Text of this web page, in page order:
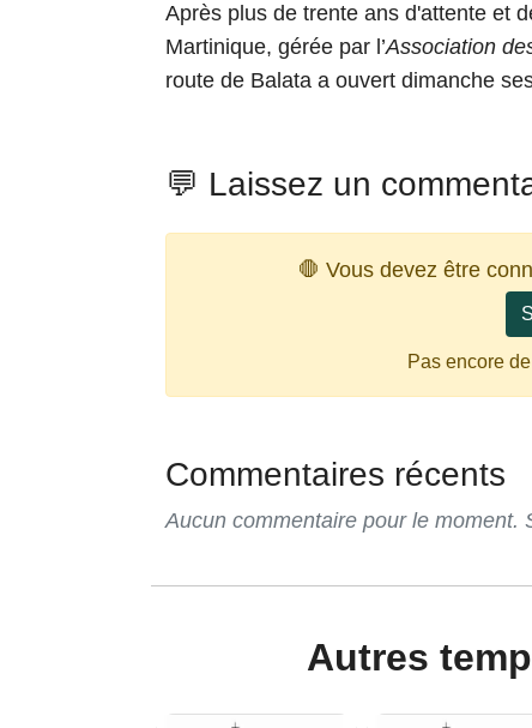
Après plus de trente ans d'attente et
Martinique, gérée par l’Association
route de Balata a ouvert dimanche
💬 Laissez un
🛑 Vous devez être
Pas encore
Commentaires récents
Aucun commentaire pour le moment.
Autres